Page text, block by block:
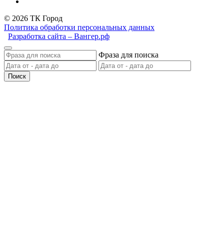
© 2026 ТК Город
Политика обработки персональных данных
Разработка сайта – Вангер.рф
Фраза для поиска
Поиск